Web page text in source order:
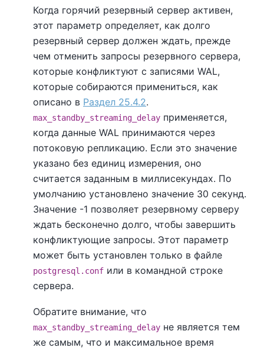
Когда горячий резервный сервер активен,
этот параметр определяет, как долго
резервный сервер должен ждать, прежде
чем отменить запросы резервного сервера,
которые конфликтуют с записями WAL,
которые собираются примениться, как
описано в Раздел 25.4.2.
max_standby_streaming_delay применяется,
когда данные WAL принимаются через
потоковую репликацию. Если это значение
указано без единиц измерения, оно
считается заданным в миллисекундах. По
умолчанию установлено значение 30 секунд.
Значение -1 позволяет резервному серверу
ждать бесконечно долго, чтобы завершить
конфликтующие запросы. Этот параметр
может быть установлен только в файле
postgresql.conf или в командной строке
сервера.
Обратите внимание, что
max_standby_streaming_delay не является тем
же самым, что и максимальное время